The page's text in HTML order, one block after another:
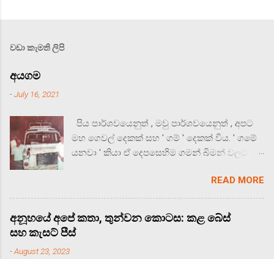
වඩා කැමති ලිපි
අයගම
-July 16, 2021
පිය පාර්ශවයෙනුත් , මවු පාර්ශවයෙනුත් , අපට
මහ ගෙවල් දෙකක් සහ ' ගම් ' දෙකක් විය. ' ගමේ
යනවා ' කියා ඒ දෙපසෙහිම ගමන් බිමන් වලට
සතුට දැනවූයේ අම්මාගේ ගම් පියස වන අයගම
යන ගමනයි. අයගම , රත්නපුර පානදුර මාර්ගයේ
ඉඩංගොඩට නුදුරු හැරණියාවක පාලමින් හැරී
කිලෝමීටර් 14 ක් ගිය විට හමුවන ගම් පියසකි. ඒ
READ MORE
අනූහයේ අපේ කතා, තුන්වන කොටස: කළ බේස්
සහ කැසට් පීස්
-August 23, 2023